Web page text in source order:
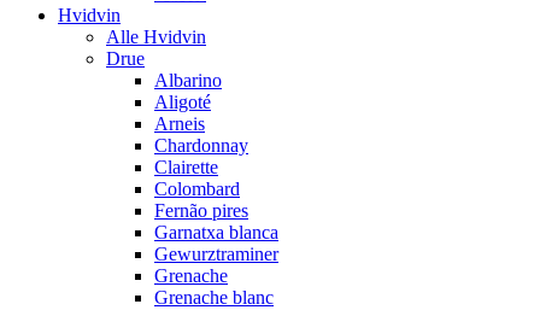
Hvidvin
Alle Hvidvin
Drue
Albarino
Aligoté
Arneis
Chardonnay
Clairette
Colombard
Fernão pires
Garnatxa blanca
Gewurztraminer
Grenache
Grenache blanc